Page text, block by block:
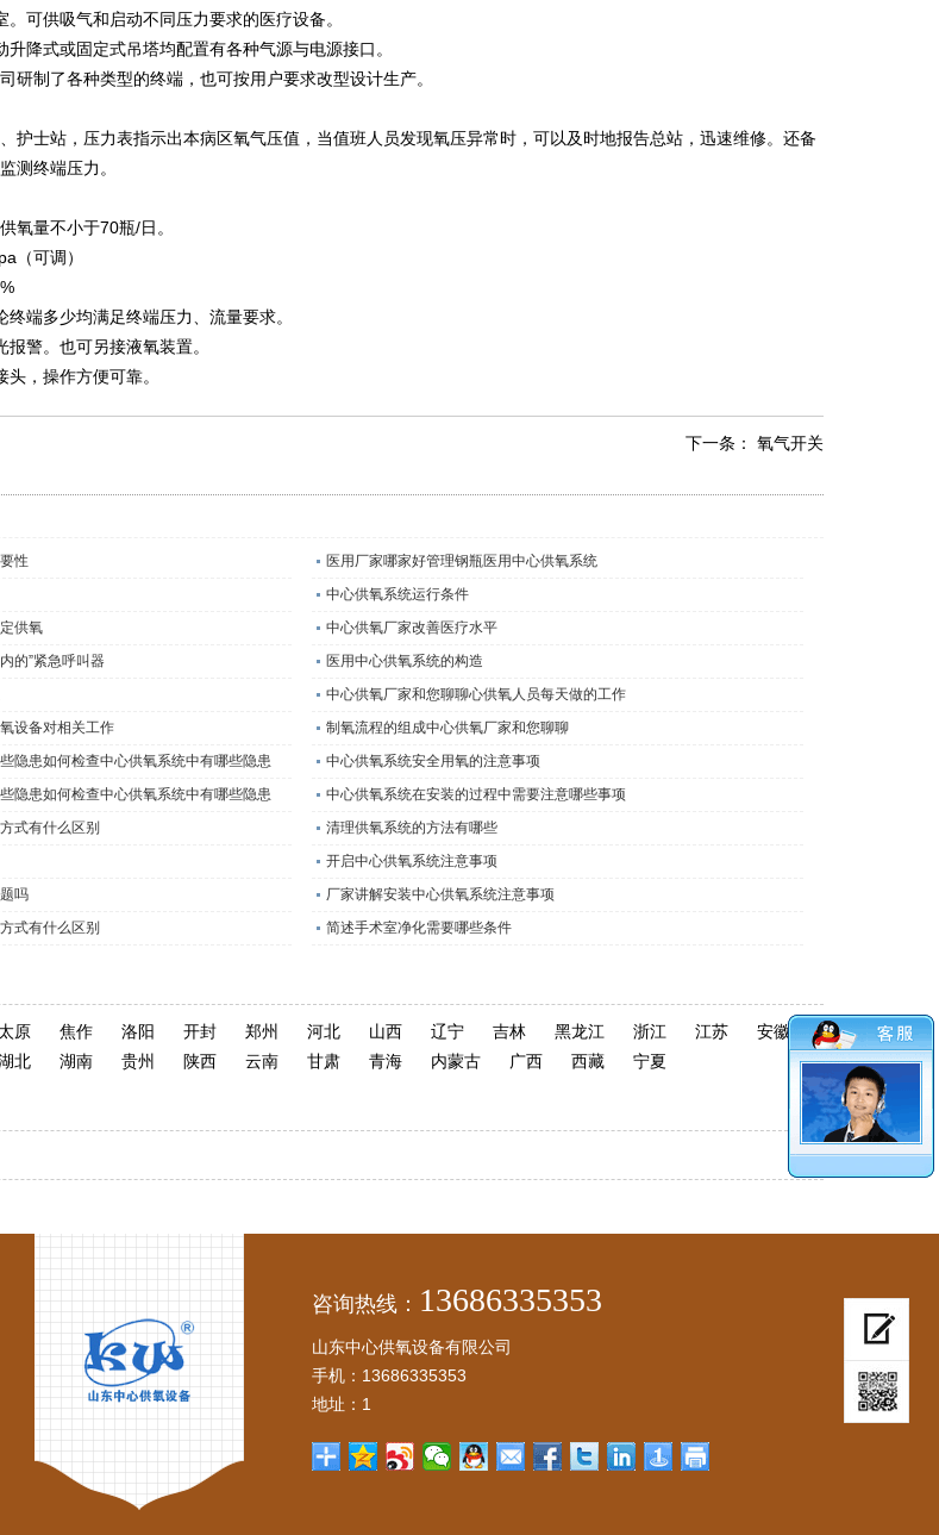
可供吸气和启动不同压力要求的医疗设备。
降式或固定式吊塔均配置有各种气源与电源接口。
研制了各种类型的终端，也可按用户要求改型设计生产。
护士站，压力表指示出本病区氧气压值，当值班人员发现氧压异常时，可以及时地报告总站，迅速维修。还备
测终端压力。
氧量不小于70瓶/日。
（可调）
端多少均满足终端压力、流量要求。
警。也可另接液氧装置。
，操作方便可靠。
下一条： 氧气开关
性
医用厂家哪家好管理钢瓶医用中心供氧系统
中心供氧系统运行条件
供氧
中心供氧厂家改善医疗水平
的”紧急呼叫器
医用中心供氧系统的构造
中心供氧厂家和您聊聊心供氧人员每天做的工作
设备对相关工作
制氧流程的组成中心供氧厂家和您聊聊
隐患如何检查中心供氧系统中有哪些隐患
中心供氧系统安全用氧的注意事项
隐患如何检查中心供氧系统中有哪些隐患
中心供氧系统在安装的过程中需要注意哪些事项
式有什么区别
清理供氧系统的方法有哪些
开启中心供氧系统注意事项
吗
厂家讲解安装中心供氧系统注意事项
式有什么区别
简述手术室净化需要哪些条件
太原 焦作 洛阳 开封 郑州 河北 山西 辽宁 吉林 黑龙江 浙江 江苏
安徽
北 湖南 贵州 陕西 云南 甘肃 青海 内蒙古 广西 西藏 宁夏
咨询热线： 13686335353
山东中心供氧设备有限公司
手机：13686335353
地址：1